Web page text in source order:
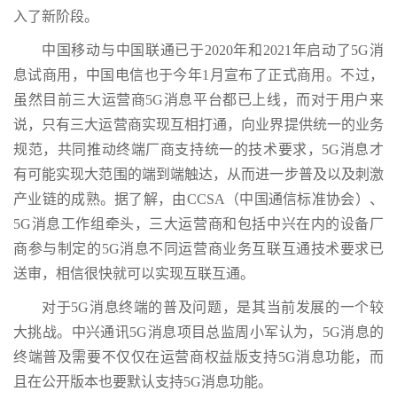
入了新阶段。
中国移动与中国联通已于2020年和2021年启动了5G消
息试商用，中国电信也于今年1月宣布了正式商用。不过，
虽然目前三大运营商5G消息平台都已上线，而对于用户来
说，只有三大运营商实现互相打通，向业界提供统一的业务
规范，共同推动终端厂商支持统一的技术要求，5G消息才
有可能实现大范围的端到端触达，从而进一步普及以及刺激
产业链的成熟。据了解，由CCSA（中国通信标准协会）、
5G消息工作组牵头，三大运营商和包括中兴在内的设备厂
商参与制定的5G消息不同运营商业务互联互通技术要求已
送审，相信很快就可以实现互联互通。
对于5G消息终端的普及问题，是其当前发展的一个较
大挑战。中兴通讯5G消息项目总监周小军认为，5G消息的
终端普及需要不仅仅在运营商权益版支持5G消息功能，而
且在公开版本也要默认支持5G消息功能。